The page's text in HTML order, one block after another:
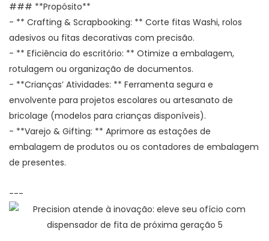
### **Propósito**
- ** Crafting & Scrapbooking: ** Corte fitas Washi, rolos
adesivos ou fitas decorativas com precisão.
- ** Eficiência do escritório: ** Otimize a embalagem,
rotulagem ou organização de documentos.
- **Crianças’ Atividades: ** Ferramenta segura e
envolvente para projetos escolares ou artesanato de
bricolage (modelos para crianças disponíveis).
- **Varejo & Gifting: ** Aprimore as estações de
embalagem de produtos ou os contadores de embalagem
de presentes.
---